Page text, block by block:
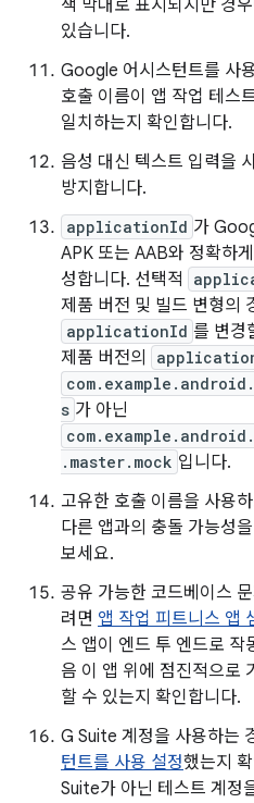
색 막대로 표시되지만 경
있습니다.
Google 어시스턴트를 사
호출 이름이 앱 작업 테스
일치하는지 확인합니다.
음성 대신 텍스트 입력을
방지합니다.
applicationId 가
APK 또는 AAB와 정확하
성합니다. 선택적
제품 버전 및 빌드 변형의
applicationId 를 변경
제품 버전의
s 가 아닌
.master.mock 입니다.
고유한 호출 이름을 사용
다른 앱과의 충돌 가능성
보세요.
공유 가능한 코드베이스
려면 앱 작업 피트니스 앱
스 앱이 엔드 투 엔드로 작
음 이 앱 위에 점진적으로
할 수 있는지 확인합니다.
G Suite 계정을 사용하는
턴트를 사용 설정했는지
Suite가 아닌 테스트 계정